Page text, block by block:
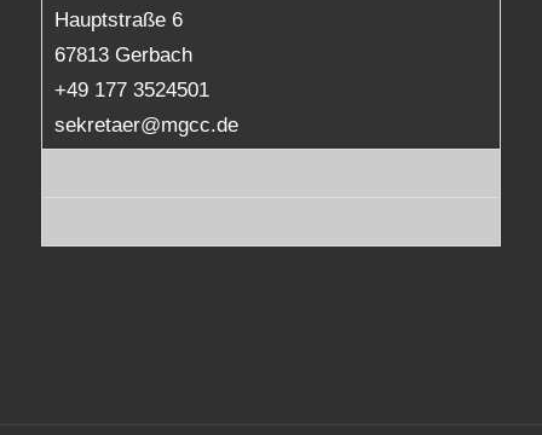
Hauptstraße 6
67813 Gerbach
+49 177 3524501
sekretaer@mgcc.de